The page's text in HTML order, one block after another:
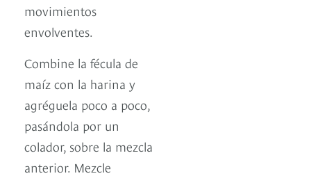
movimientos
envolventes.
Combine la fécula de
maíz con la harina y
agréguela poco a poco,
pasándola por un
colador, sobre la mezcla
anterior. Mezcle